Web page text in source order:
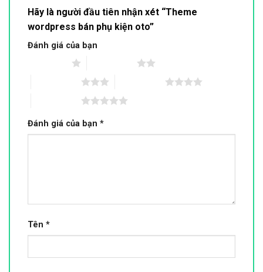
Hãy là người đầu tiên nhận xét “Theme
wordpress bán phụ kiện oto”
Đánh giá của bạn
Đánh giá của bạn *
Tên *